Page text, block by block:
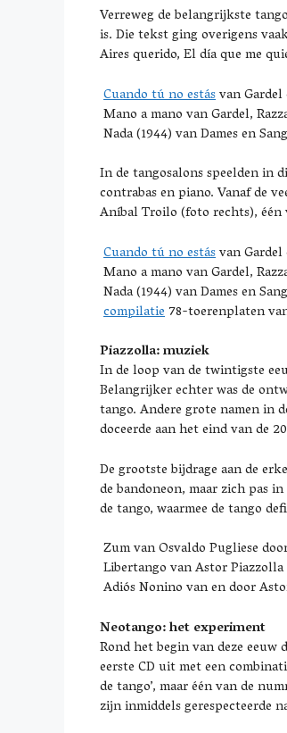
Verreweg de belangrijkste
is. Die tekst ging overigens
Aires querido, El día que me
Cuando tú no estásvan
Mano a mano van Gardel,
Nada (1944) van Dames en
In de tangosalons speelden in
contrabas en piano. Vanaf de
Aníbal Troilo (foto rechts), één
Cuando tú no estásvan
Mano a mano van Gardel,
Nada (1944) van Dames en
compilatie78-toerenplaten
Piazzolla: muziek
In de loop van de twintigste
Belangrijker echter was de
tango. Andere grote namen in
doceerde aan het eind van de
De grootste bijdrage aan de
de bandoneon, maar zich pas
de tango, waarmee de tango
Zum van Osvaldo Pugliese
Libertango van Astor
Adiós Nonino van en door
Neotango: het experiment
Rond het begin van deze
eerste CD uit met een
de tango’, maar één van de
zijn inmiddels gerespecteerde